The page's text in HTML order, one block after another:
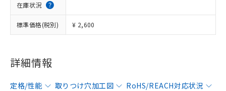
在庫状況
標準価格(税別) ¥ 2,600
詳細情報
定格/性能 取りつけ穴加工図
RoHS/REACH対応状況